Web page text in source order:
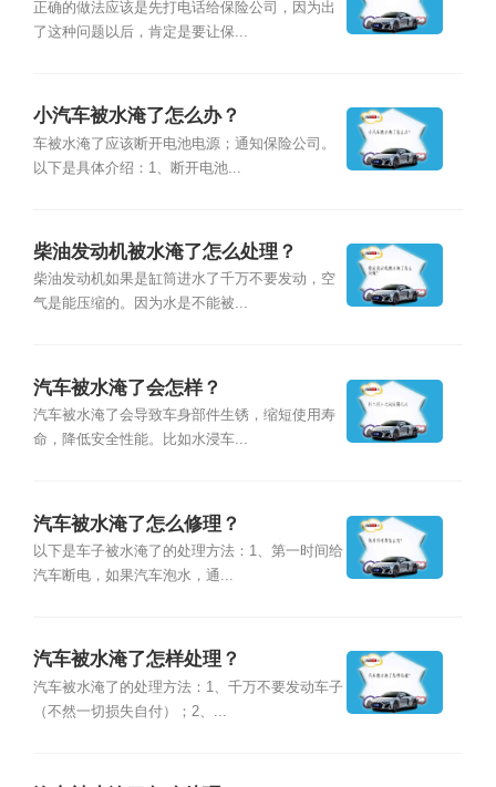
正确的做法应该是先打电话给保险公司，因为出
了这种问题以后，肯定是要让保...
小汽车被水淹了怎么办？
车被水淹了应该断开电池电源；通知保险公司。
以下是具体介绍：1、断开电池...
柴油发动机被水淹了怎么处理？
柴油发动机如果是缸筒进水了千万不要发动，空
气是能压缩的。因为水是不能被...
汽车被水淹了会怎样？
汽车被水淹了会导致车身部件生锈，缩短使用寿
命，降低安全性能。比如水浸车...
汽车被水淹了怎么修理？
以下是车子被水淹了的处理方法：1、第一时间给
汽车断电，如果汽车泡水，通...
汽车被水淹了怎样处理？
汽车被水淹了的处理方法：1、千万不要发动车子
（不然一切损失自付）；2、...